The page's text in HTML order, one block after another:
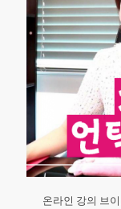
온라인 강의 브